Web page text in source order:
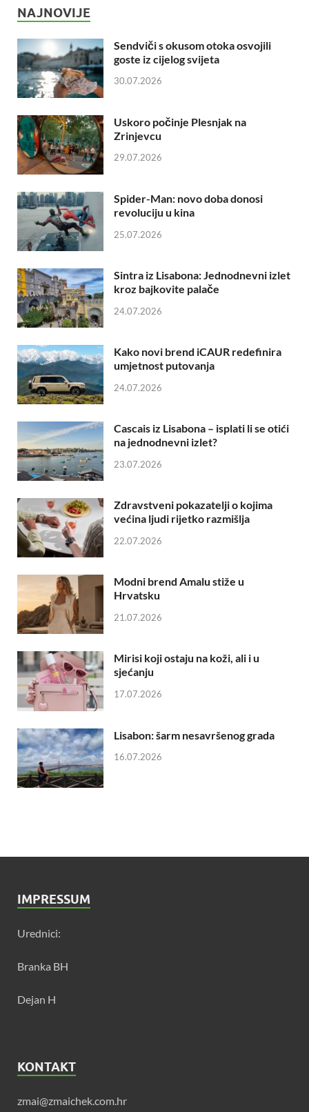
NAJNOVIJE
Sendviči s okusom otoka osvojili
goste iz cijelog svijeta
30.07.2026
Uskoro počinje Plesnjak na
Zrinjevcu
29.07.2026
Spider-Man: novo doba donosi
revoluciju u kina
25.07.2026
Sintra iz Lisabona: Jednodnevni izlet
kroz bajkovite palače
24.07.2026
Kako novi brend iCAUR redefinira
umjetnost putovanja
24.07.2026
Cascais iz Lisabona – isplati li se otići
na jednodnevni izlet?
23.07.2026
Zdravstveni pokazatelji o kojima
većina ljudi rijetko razmišlja
22.07.2026
Modni brend Amalu stiže u
Hrvatsku
21.07.2026
Mirisi koji ostaju na koži, ali i u
sjećanju
17.07.2026
Lisabon: šarm nesavršenog grada
16.07.2026
IMPRESSUM
Urednici:
Branka BH
Dejan H
KONTAKT
zmai@zmaichek.com.hr